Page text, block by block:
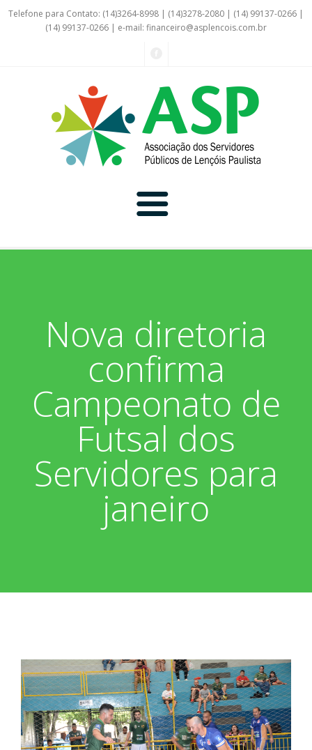
Telefone para Contato: (14)3264-8998 | (14)3278-2080 | (14) 99137-0266 |
(14) 99137-0266 | e-mail: financeiro@asplencois.com.br
Convênio Online
Fotos
Notícias
Vídeos
Associados
Aniversariantes
Boletim Informativo
Extrato do Cartão ASP
Nossos Convênios
Sobre
Diretoria
Nossa História
Nova diretoria
confirma
Campeonato de
Futsal dos
Servidores para
janeiro